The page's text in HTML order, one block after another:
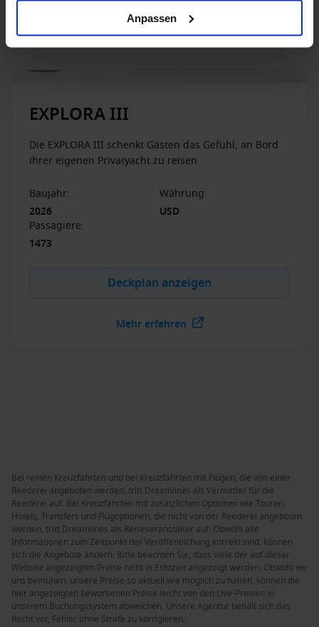
Anpassen
EXPLORA III
Die EXPLORA III schenkt Gästen das Gefühl, an Bord
ihrer eigenen Privatyacht zu reisen
Baujahr:
2026
Währung:
USD
Passagiere:
1473
Deckplan anzeigen
Mehr erfahren
Bei reinen Kreuzfahrten und bei Kreuzfahrten mit Flügen, die von einer
Reederei angeboten werden, tritt Dreamlines als Vermittler für die
Reederei auf. Bei Kreuzfahrten mit zusätzlichen Optionen wie Touren,
Hotels, Transfers und Flugoptionen, die nicht von der Reederei angeboten
werden, tritt Dreamlines als Reiseveranstalter auf. Obwohl alle
Informationen zum Zeitpunkt der Veröffentlichung korrekt sind, können
sich die Angebote ändern. Bitte beachten Sie, dass viele der auf dieser
Website angezeigten Preise nicht in Echtzeit angezeigt werden. Obwohl wir
uns bemühen, unsere Preise so aktuell wie möglich zu halten, können die
hier angezeigten beworbenen Preise leicht von den Live-Preisen in
unserem Buchungssystem abweichen. Unsere Agentur behält sich das
Recht vor, Fehler ohne Strafe zu korrigieren.